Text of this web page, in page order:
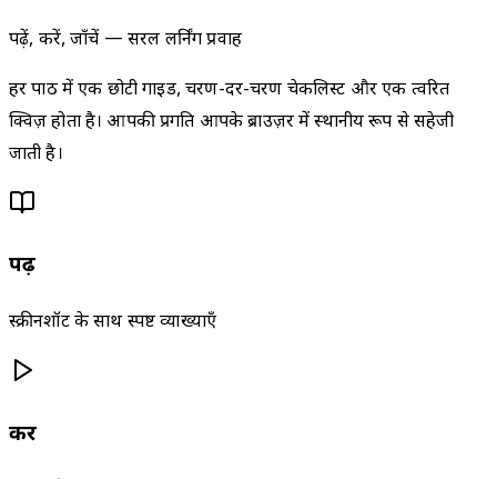
पढ़ें, करें, जाँचें — सरल लर्निंग प्रवाह
हर पाठ में एक छोटी गाइड, चरण-दर-चरण चेकलिस्ट और एक त्वरित
क्विज़ होता है। आपकी प्रगति आपके ब्राउज़र में स्थानीय रूप से सहेजी
जाती है।
पढ़ें
स्क्रीनशॉट के साथ स्पष्ट व्याख्याएँ
करें